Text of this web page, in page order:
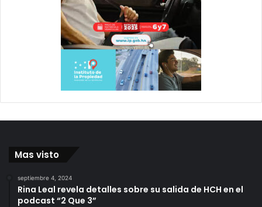
Mas visto
septiembre 4, 2024
Rina Leal revela detalles sobre su salida de HCH en el
podcast “2 Que 3”